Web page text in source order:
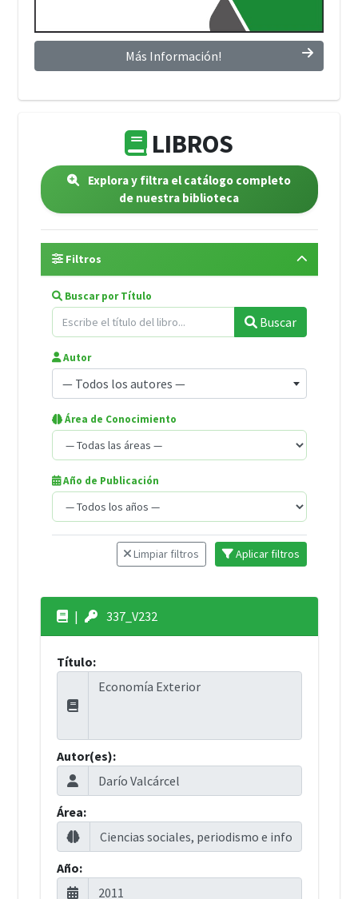
Más Información!
LIBROS
Explora y filtra el catálogo completo
de nuestra biblioteca
Filtros
Buscar por Título
Buscar
Autor
— Todos los autores —
Área de Conocimiento
Año de Publicación
Limpiar filtros Aplicar filtros
| 337_V232
Título:
Autor(es):
Área:
Año: